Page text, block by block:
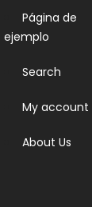
Página de
ejemplo
Search
My account
About Us